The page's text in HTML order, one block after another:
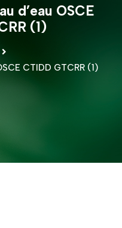
d’eau OSCE
(1)
CTIDD GTCRR (1)